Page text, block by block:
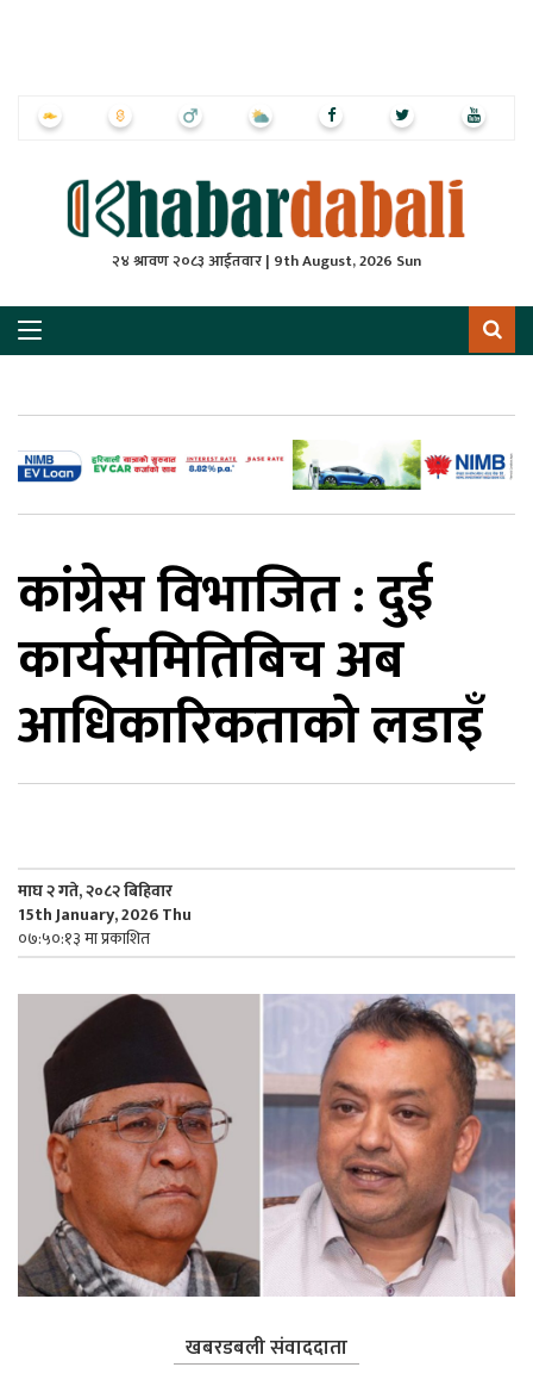
२४ श्रावण २०८३ आईतवार | 9th August, 2026 Sun
कांग्रेस विभाजित : दुई
कार्यसमितिबिच अब
आधिकारिकताको लडाइँ
माघ २ गते, २०८२ बिहिवार
15th January, 2026 Thu
०७:५०:१३ मा प्रकाशित
खबरडबली संवाददाता